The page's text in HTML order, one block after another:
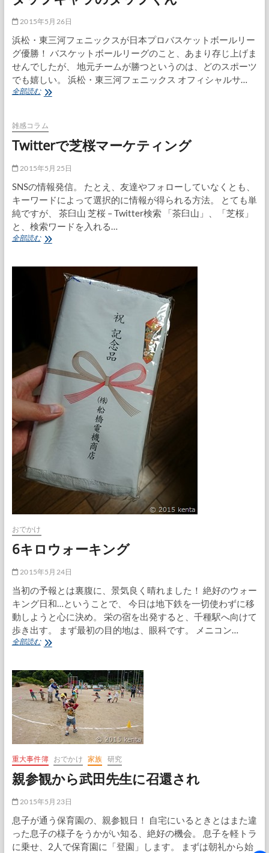
2015年5月26日
浜松・東三河フェニックスが日本プロバスケットボールリー
グ優勝！ バスケットボールリーグのこと、あまり存じ上げま
せんでしたが、 地元チームが勝つというのは、どのスポーツ
でも嬉しい。 浜松・東三河フェニックス オフィシャルサ…
全部読むタ
キ
ャ
ラ
タ
プ
く
ん
雑感コラム
Twitterで芝桜マーケティング
2015年5月25日
SNSの情報発信。 たとえ、友達やフォローしていなくとも、
キーワードによって選択的に情報が得られる方法。 とても単
純ですが、 茶臼山 芝桜 – Twitter検索 「茶臼山」、「芝桜」
と、検索ワードを入れる…
全部読むTwitter
おでかけ
6キロウォーキング
2015年5月24日
当初の予報とは裏腹に、景気良く晴れました！ 絶好のウォー
キング日和…ということで、 今日は地下鉄を一切使わずに移
動しようと心に決め。 栄の宿を出発すると、千種駅へ向けて
歩き出す。 まず最初の目的地は、眼科です。 メニコン…
全部読む6
ウ
ォ
ー
キ
ン
グ
重大事件簿 おでかけ 家族 研究
親参観から武田先生に召還され
2015年5月23日
息子が通う保育園の、親参観日！ 自宅にいるときとはまた違
った息子の様子をうかがい知る、絶好の機会。 息子を軽トラ
に乗せ、2人で保育園に「登園」します。 まずは朝礼から始